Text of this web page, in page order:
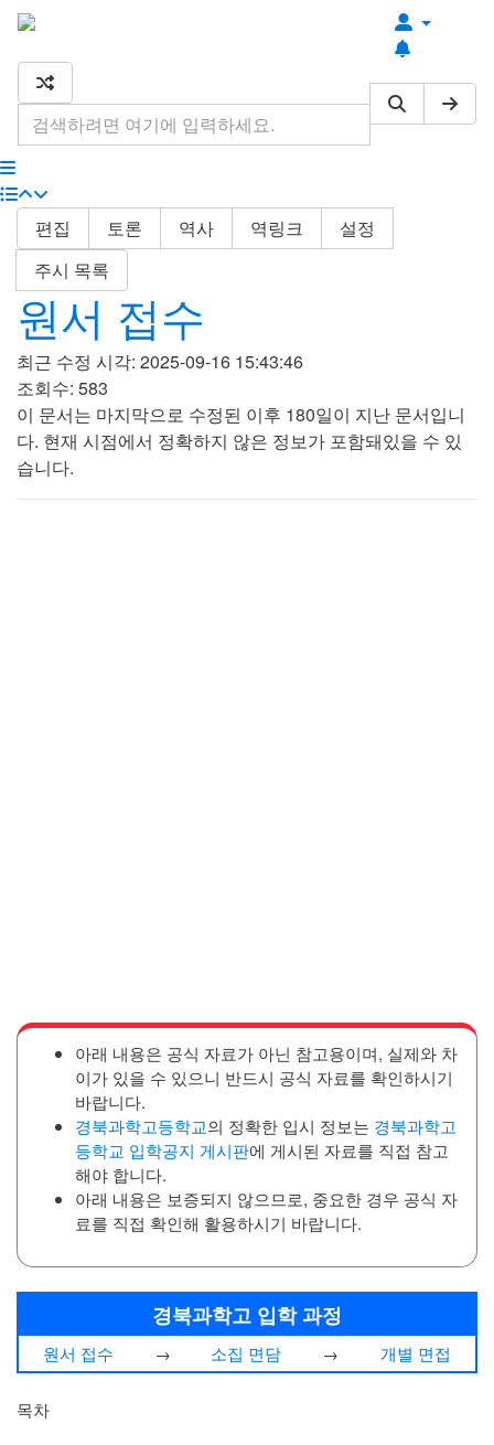
편집 토론 역사 역링크
설정
주시 목록
원서 접수
최근 수정 시각: 2025-09-16 15:43:46
조회수: 583
이 문서는 마지막으로 수정된 이후 180일이 지난 문서입니
다. 현재 시점에서 정확하지 않은 정보가 포함돼있을 수 있
습니다.
아래 내용은 공식 자료가 아닌 참고용이며, 실제와 차
이가 있을 수 있으니 반드시 공식 자료를 확인하시기
바랍니다.
경북과학고등학교의 정확한 입시 정보는 경북과학고
등학교 입학공지 게시판에 게시된 자료를 직접 참고
해야 합니다.
아래 내용은 보증되지 않으므로, 중요한 경우 공식 자
료를 직접 확인해 활용하시기 바랍니다.
경북과학고 입학 과정
원서 접수 → 소집 면담 → 개별 면접
목차